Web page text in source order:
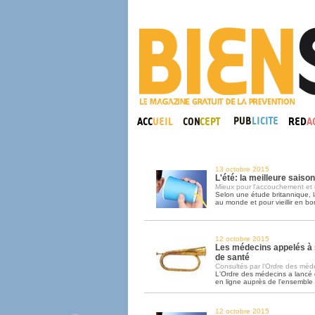
13 octobre 2015
L'été: la meilleure
Mieux pour l'accouchement et
Selon une étude britannique,
au monde et pour vieillir en
12 octobre 2015
Les médecins appelés
de santé
Consultés par l'Ordre des
L'Ordre des médecins a
en ligne auprès de l'ensemble
12 octobre 2015